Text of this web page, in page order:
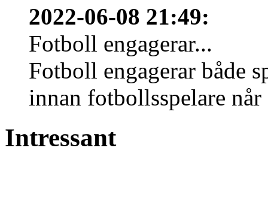
2022-06-08 21:49:
Fotboll engagerar...
Fotboll engagerar både
innan fotbollsspelare
Intressant